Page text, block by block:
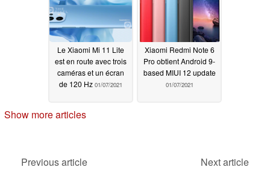
Le Xiaomi Mi 11 Lite
est en route avec trois
caméras et un écran
de 120 Hz 01/07/2021
Xiaomi Redmi Note 6
Pro obtient Android 9-
based MIUI 12 update
01/07/2021
Show more articles
Previous article
Next article